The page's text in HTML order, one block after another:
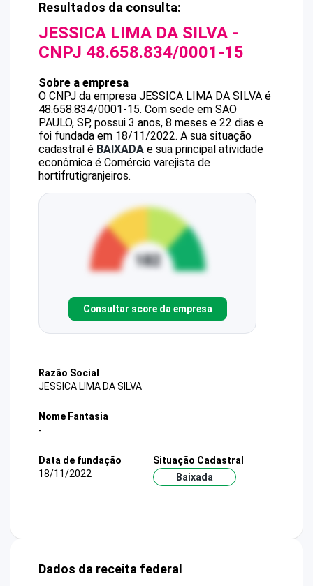
Resultados da consulta:
JESSICA LIMA DA SILVA -
CNPJ 48.658.834/0001-15
Sobre a empresa
O CNPJ da empresa JESSICA LIMA DA SILVA é
48.658.834/0001-15. Com sede em SAO
PAULO, SP, possui 3 anos, 8 meses e 22 dias e
foi fundada em 18/11/2022. A sua situação
cadastral é BAIXADA e sua principal atividade
econômica é Comércio varejista de
hortifrutigranjeiros.
Consultar score da empresa
Razão Social
JESSICA LIMA DA SILVA
Nome Fantasia
-
Data de fundação
18/11/2022
Situação Cadastral
Baixada
Dados da receita federal